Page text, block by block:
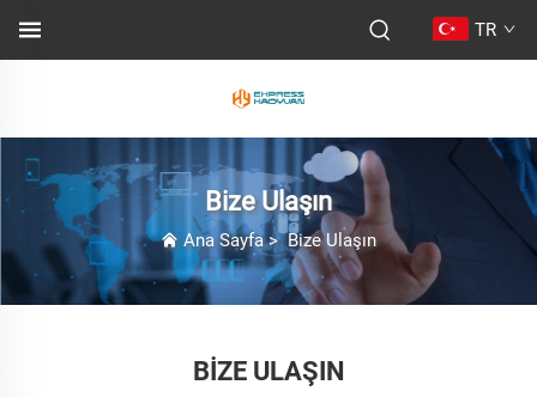
TR
Bize Ulaşın
Ana Sayfa>Bize Ulaşın
BIZE ULAŞIN